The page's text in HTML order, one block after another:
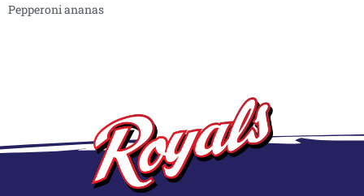
Pepperoni ananas